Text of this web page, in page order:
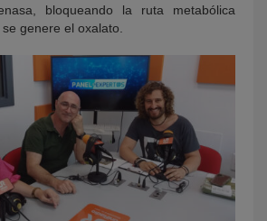
bloqueando la ruta metabólica
genere el oxalato.